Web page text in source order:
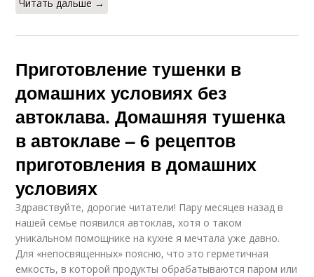
Читать дальше →
Приготовление тушенки в
домашних условиях без
автоклава. Домашняя тушенка
в автоклаве – 6 рецептов
приготовления в домашних
условиях
Здравствуйте, дорогие читатели! Пару месяцев назад в
нашей семье появился автоклав, хотя о таком
уникальном помощнике на кухне я мечтала уже давно.
Для «непосвященных» поясню, что это герметичная
емкость, в которой продукты обрабатываются паром или